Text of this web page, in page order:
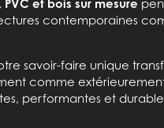
et bois sur mesure
contemporaines
savoir-faire unique
comme
performantes et